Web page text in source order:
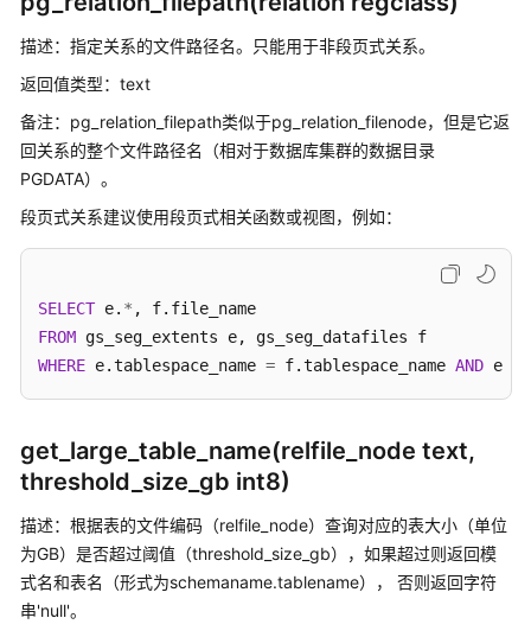
明
快
速
入
门
用
户
开
发
指
南
（分
布
描述：指定关系的文件路径名。只能用于非段页式关系。
返回值类型：text
备注：pg_relation_filepath类似于pg_relation_filenode，但是它返
回关系的整个文件路径名（相对于数据库集群的数据目录
PGDATA）。
段页式关系建议使用段页式相关函数或视图，例如：
SELECT e. *
FROM
WHERE e.tablespace_name = f.tablespace_name AND
get_large_table_name(relfile_node text,
threshold_size_gb int8)
描述：根据表的文件编码（relfile_node）查询对应的表大小（单位
为GB）是否超过阈值（threshold_size_gb），如果超过则返回模
式名和表名（形式为schemaname.tablename）， 否则返回字符
串'null'。